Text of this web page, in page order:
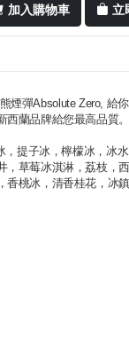
加入購物車 立
煙彈Absolute Zero, 給
西蘭品牌給您最高品質
提子冰，檸檬冰，冰
，草莓冰淇淋，荔枝，
香桃冰，清香桂花，冰